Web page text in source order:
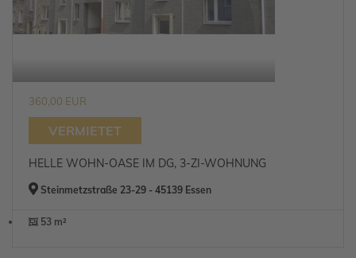
360,00 EUR
VERMIETET
HELLE WOHN-OASE IM DG, 3-ZI-WOHNUNG
Steinmetzstraße 23-29 - 45139 Essen
53 m²